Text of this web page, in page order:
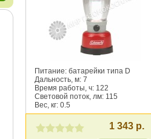
Питание: батарейки типа D
Дальность, м: 7
Время работы, ч: 122
Световой поток, лм: 115
Вес, кг: 0.5
1 343 р.